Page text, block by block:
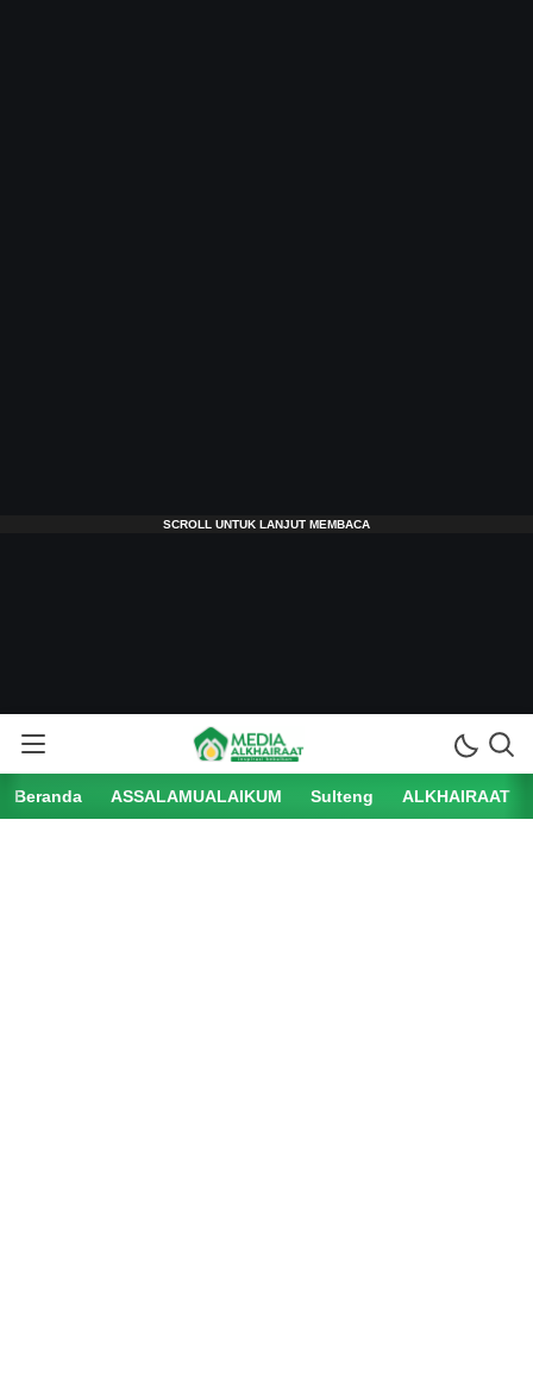
Beranda ASSALAMUALAIKUM Sulteng ALKHAIRAAT